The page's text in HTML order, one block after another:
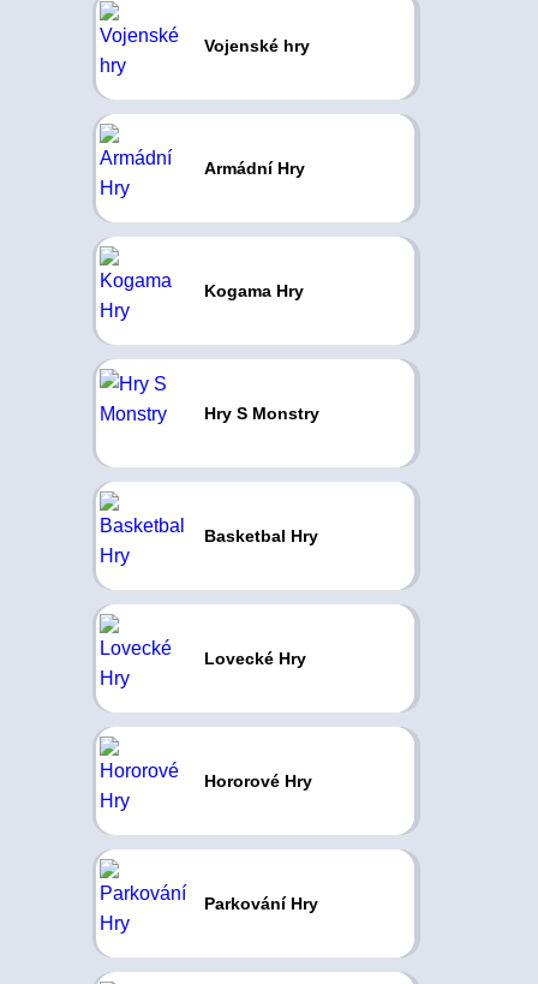
Vojenské hry
Armádní Hry
Kogama Hry
Hry S Monstry
Basketbal Hry
Lovecké Hry
Hororové Hry
Parkování Hry